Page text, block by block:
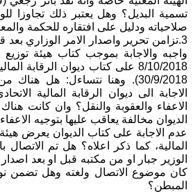
تسمية البديل؟ وهل يعتبر ذلك تجاوزا
صلاحياته ودليل على افتقاره للحكمة
3.تزامن تحرير واصدار الامر الوزاري
30/9/2018). وهنا نتساءل: هل
الاجابة الى ديوان الرقابة المالية
الاعفاء والعقوبة والنقل؟ وان كانت
الديوان مخالفة يعاقب عليها بتوجيه
عدم الاجابة على كتاب الديوان يعرض
المالية، كما ذكر اعلاه؟ هل تم
الوزير جبار او من مكتبه قبل او بعد اصدار
كان موضوع الاتصال ولغته وهل تضمن
المبطن؟